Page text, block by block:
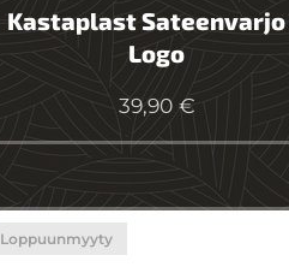
Kastaplast Sateenvarjo
Logo
39,90€
Loppuunmyyty